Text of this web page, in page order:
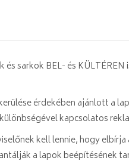
sarkok BEL- és
érdekében ajánlott a
kapcsolatos
kell lennie, hogy
a lapok beépítésének